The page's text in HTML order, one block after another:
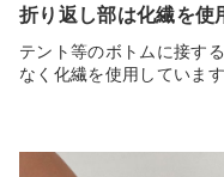
折り返し部は化繊を使
テント等のボトムに接す
なく化繊を使用しています